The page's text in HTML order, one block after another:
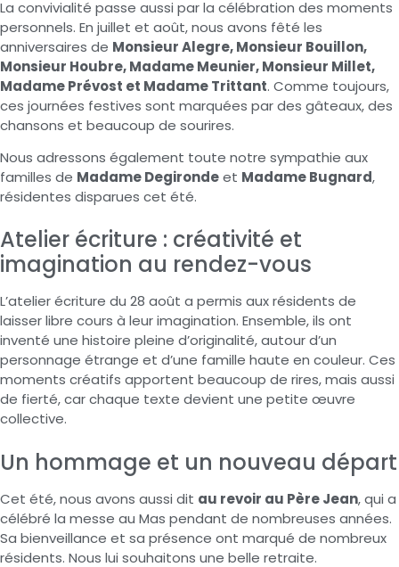
La convivialité passe aussi par la célébration des moments
personnels. En juillet et août, nous avons fêté les
anniversaires de Monsieur Alegre, Monsieur Bouillon,
Monsieur Houbre, Madame Meunier, Monsieur Millet,
Madame Prévost et Madame Trittant. Comme toujours,
ces journées festives sont marquées par des gâteaux, des
chansons et beaucoup de sourires.
Nous adressons également toute notre sympathie aux
familles de Madame Degirondeet Madame Bugnard,
résidentes disparues cet été.
Atelier écriture : créativité et
imagination au rendez-vous
L’atelier écriture du 28 août a permis aux résidents de
laisser libre cours à leur imagination. Ensemble, ils ont
inventé une histoire pleine d’originalité, autour d’un
personnage étrange et d’une famille haute en couleur. Ces
moments créatifs apportent beaucoup de rires, mais aussi
de fierté, car chaque texte devient une petite œuvre
collective.
Un hommage et un nouveau départ
Cet été, nous avons aussi dit au revoir au Père Jean, qui a
célébré la messe au Mas pendant de nombreuses années.
Sa bienveillance et sa présence ont marqué de nombreux
résidents. Nous lui souhaitons une belle retraite.